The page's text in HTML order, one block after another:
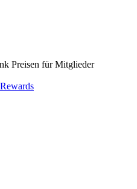
Preisen für Mitglieder